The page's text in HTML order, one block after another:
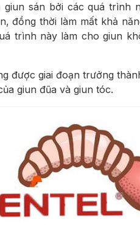
sán bởi các quá trình
đồng thời làm mất khả
trình này làm cho giun
được giai đoạn trưởng
giun đũa và giun tóc.